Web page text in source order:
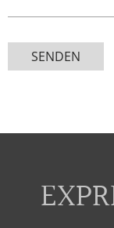
Telefon
SENDEN